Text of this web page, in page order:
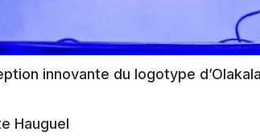
innovante du logotype
Hauguel